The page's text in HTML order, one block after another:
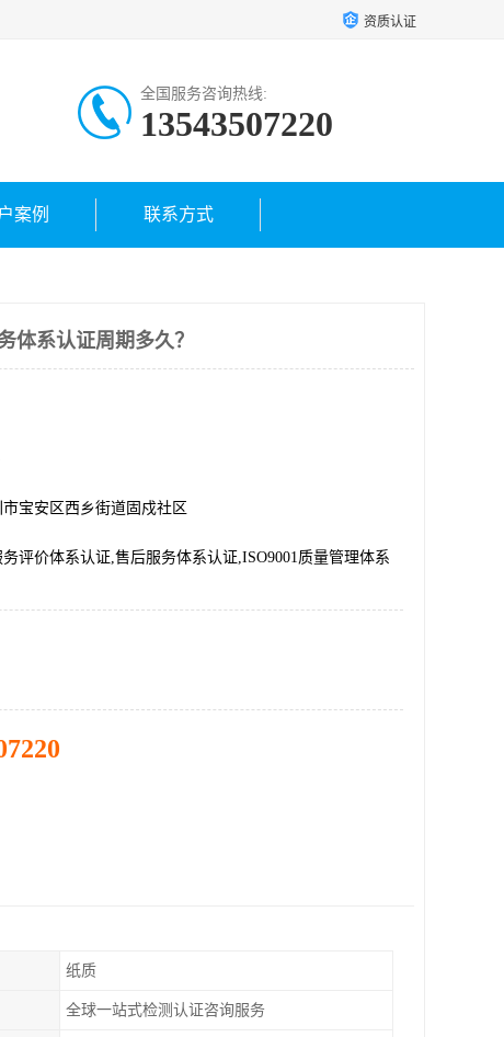
资质认证
全国服务咨询热线:
13543507220
案例 联系方式
体系认证周期多久？
市宝安区西乡街道固戍社区
评价体系认证,售后服务体系认证,ISO9001质量管理体系
纸质
全球一站式检测认证咨询服务